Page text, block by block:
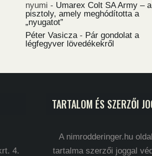
nyumi - Umarex Colt SA Army – a
pisztoly, amely meghódította a
„nyugatot”
Péter Vasicza - Pár gondolat a
légfegyver lövedékekről
4.
TARTALOM ÉS SZERZŐI
A nimrodderinger.hu
tartalma szerzői joggal